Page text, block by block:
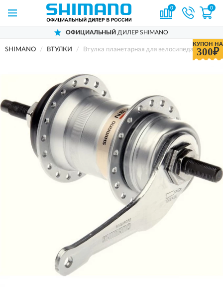
0 0
ОФИЦИАЛЬНЫЙ ДИЛЕР SHIMANO
КУПОН НА
300₽
SHIMANO ВТУЛКИ Втулка планетарная для велосипеда